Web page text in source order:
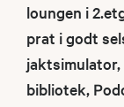
loungen i
prat i godt
bibliotek,